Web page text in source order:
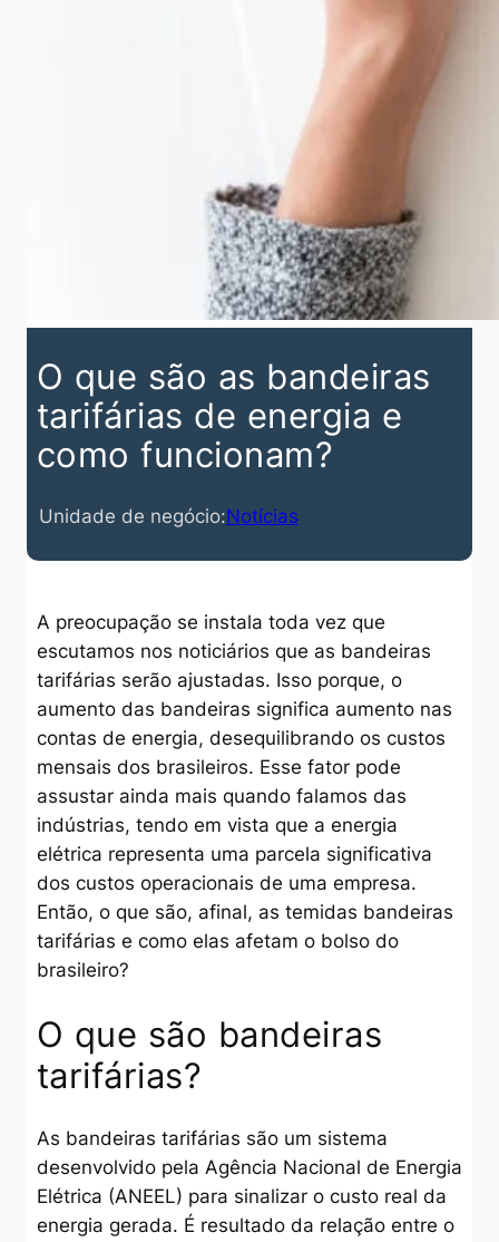
O que são as bandeiras
tarifárias de energia e
como funcionam?
Unidade de negócio:Notícias
A preocupação se instala toda vez que
escutamos nos noticiários que as bandeiras
tarifárias serão ajustadas. Isso porque, o
aumento das bandeiras significa aumento nas
contas de energia, desequilibrando os custos
mensais dos brasileiros. Esse fator pode
assustar ainda mais quando falamos das
indústrias, tendo em vista que a energia
elétrica representa uma parcela significativa
dos custos operacionais de uma empresa.
Então, o que são, afinal, as temidas bandeiras
tarifárias e como elas afetam o bolso do
brasileiro?
O que são bandeiras
tarifárias?
As bandeiras tarifárias são um sistema
desenvolvido pela Agência Nacional de Energia
Elétrica (ANEEL) para sinalizar o custo real da
energia gerada. É resultado da relação entre o